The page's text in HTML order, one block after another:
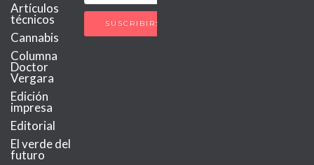
Artículos
técnicos
Cannabis
Columna
Doctor
Vergara
Edición
impresa
Editorial
El verde del
futuro